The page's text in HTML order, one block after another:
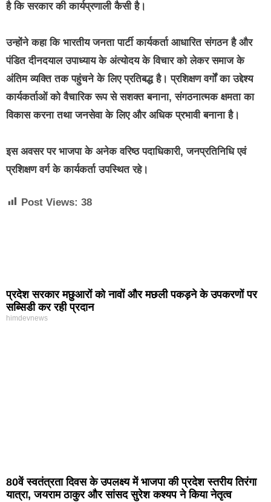
है कि सरकार की कार्यप्रणाली कैसी है।
उन्होंने कहा कि भारतीय जनता पार्टी कार्यकर्ता आधारित संगठन है और
पंडित दीनदयाल उपाध्याय के अंत्योदय के विचार को लेकर समाज के
अंतिम व्यक्ति तक पहुंचने के लिए प्रतिबद्ध है। प्रशिक्षण वर्गों का उद्देश्य
कार्यकर्ताओं को वैचारिक रूप से सशक्त बनाना, संगठनात्मक क्षमता का
विकास करना तथा जनसेवा के लिए और अधिक प्रभावी बनाना है।
इस अवसर पर भाजपा के अनेक वरिष्ठ पदाधिकारी, जनप्रतिनिधि एवं
प्रशिक्षण वर्ग के कार्यकर्ता उपस्थित रहे।
Post Views: 38
प्रदेश सरकार मछुआरों को नावों और मछली पकड़ने के उपकरणों पर
सब्सिडी कर रही प्रदान
himdevnews
80वें स्वतंत्रता दिवस के उपलक्ष्य में भाजपा की प्रदेश स्तरीय तिरंगा
यात्रा, जयराम ठाकुर और सांसद सुरेश कश्यप ने किया नेतृत्व